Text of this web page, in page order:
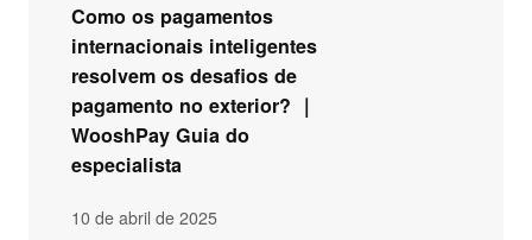
Como os pagamentos
internacionais inteligentes
resolvem os desafios de
pagamento no exterior? ｜
WooshPay Guia do
especialista
10 de abril de 2025